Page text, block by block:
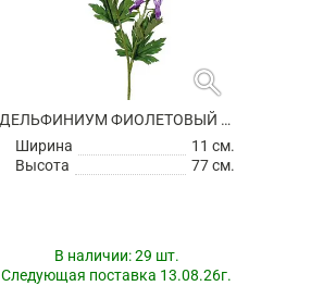
search
ДЕЛЬФИНИУМ ФИОЛЕТОВЫЙ ИСКУССТВЕННЫЙ
Ширина
11 см.
Высота
77 см.
В наличии:29 шт.
Следующая поставка 13.08.26г.